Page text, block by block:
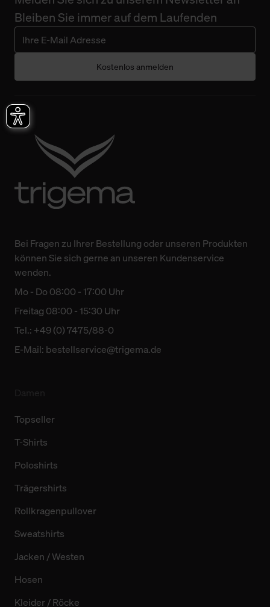
Bleiben Sie immer auf dem Laufenden
Kostenlos anmelden
Bei Fragen zu Ihrer Bestellung oder unseren Produkten
können Sie sich gerne an unseren Kundenservice
wenden.
Mo - Do 08:00 - 17:00 Uhr
Freitag 08:00 - 15:30 Uhr
Tel.: +49 (0) 7475/88-0
E-Mail: bestellservice@trigema.de
Topseller
T-Shirts
Poloshirts
Trägershirts
Rollkragenpullover
Sweatshirts
Jacken / Westen
Hosen
Kleider / Röcke